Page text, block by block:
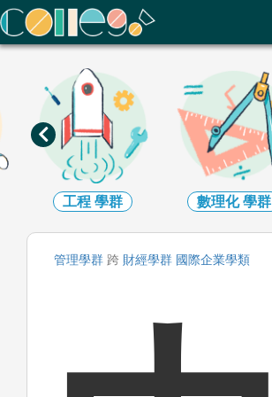
ColleGo! 大學選才與高中育才輔助系統
工程 學群 數理化學群
管理學群 跨 財經學群 國際企業學類